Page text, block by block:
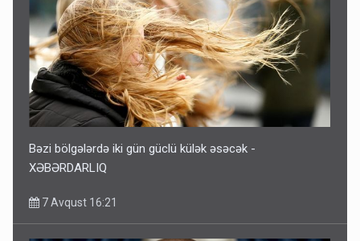
Bəzi bölgələrdə iki gün güclü külək əsəcək -
XƏBƏRDARLIQ
7 Avqust 16:21